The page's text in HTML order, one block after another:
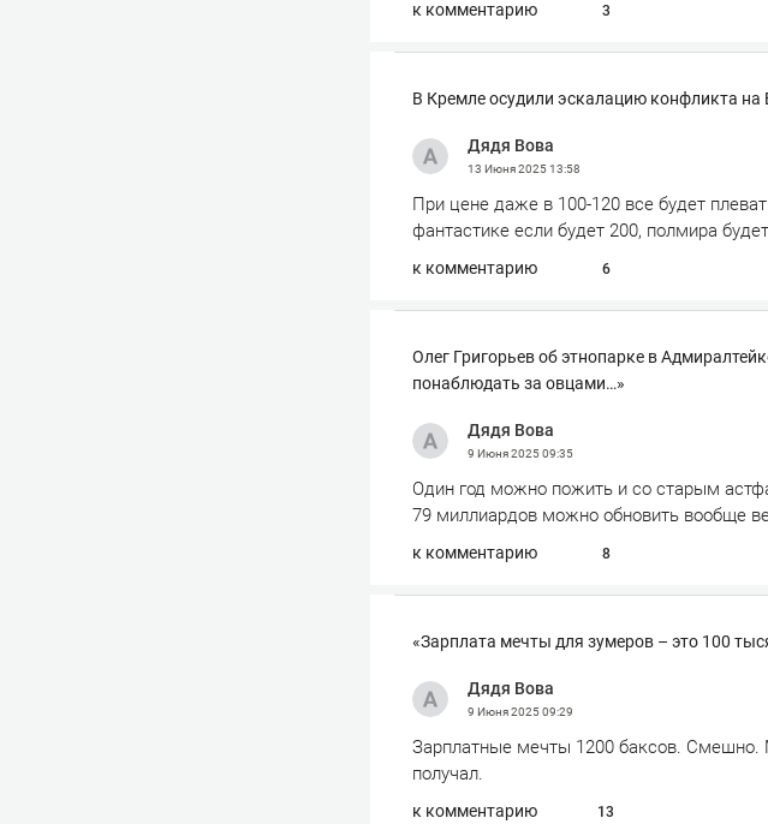
к комментарию 3
В Кремле осудили эскалацию конфликта
Дядя Вова
13 Июня 202513:58
При цене даже в 100-120 все будет
фантастике если будет 200, полмира
к комментарию 6
Олег Григорьев об этнопарке в
понаблюдать за овцами…»
Дядя Вова
9 Июня 202509:35
Один год можно пожить и со старым
79 миллиардов можно обновить вообще
к комментарию 8
«Зарплата мечты для зумеров – это 100
Дядя Вова
9 Июня 202509:29
Зарплатные мечты 1200 баксов.
получал.
к комментарию 13